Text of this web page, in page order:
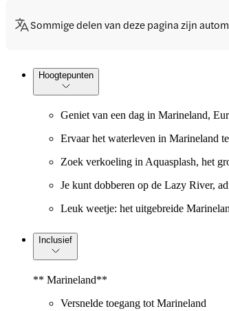
Sommige delen van deze pagina zijn
Hoogtepunten
Geniet van een dag in Marineland,
Ervaar het waterleven in Marineland
Zoek verkoeling in Aquasplash, het
Je kunt dobberen op de Lazy River,
Leuk weetje: het uitgebreide
Inclusief
** Marineland**
Versnelde toegang tot Marineland